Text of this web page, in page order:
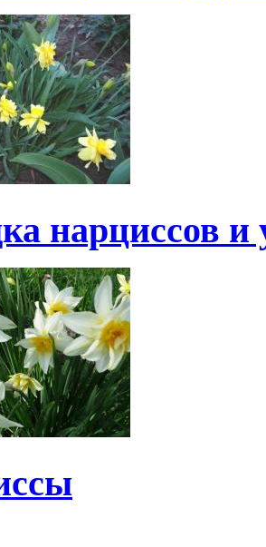
нарциссов и